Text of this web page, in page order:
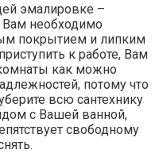
эмалировке –
Вам необходимо
покрытием и липким
к работе, Вам
как можно
потому что
всю сантехнику
с Вашей ванной,
свободному